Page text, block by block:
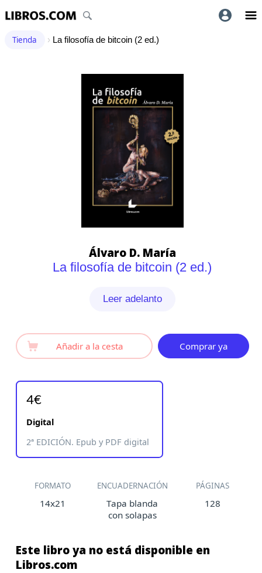
Tienda › La filosofía de bitcoin (2 ed.)
Álvaro D. María
La filosofía de bitcoin (2 ed.)
Leer adelanto
Añadir a la cesta Comprar ya
4€
Digital
2ª EDICIÓN. Epub y PDF digital
FORMATO ENCUADERNACIÓN PÁGINAS
14x21
Tapa blanda
con solapas
128
Este libro ya no está disponible en
Libros.com